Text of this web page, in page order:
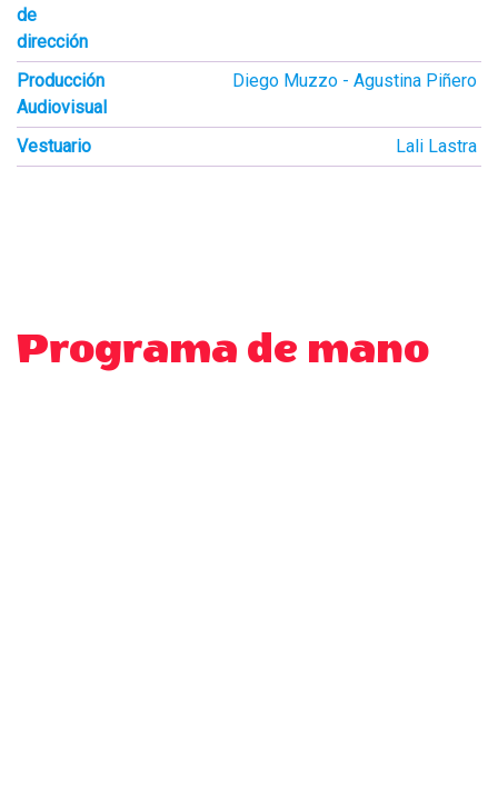
de
dirección
Producción
Audiovisual
Diego Muzzo Agustina Piñero
Vestuario Lali Lastra
Programa de mano